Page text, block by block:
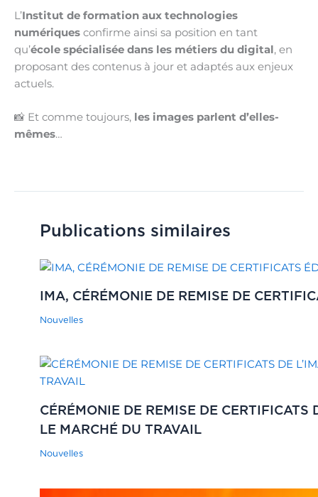
L’Institut de formation aux technologies
numériques confirme ainsi sa position en tant
qu’école spécialisée dans les métiers du digital, en
proposant des contenus à jour et adaptés aux enjeux
actuels.
📸 Et comme toujours, les images parlent d’elles-
mêmes…
Publications similaires
IMA, CÉRÉMONIE DE REMISE DE
Nouvelles
CÉRÉMONIE DE REMISE DE
LE MARCHÉ DU TRAVAIL
Nouvelles